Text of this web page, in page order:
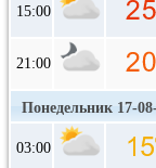
15:00
21:00
Понедельник 17-
03:00